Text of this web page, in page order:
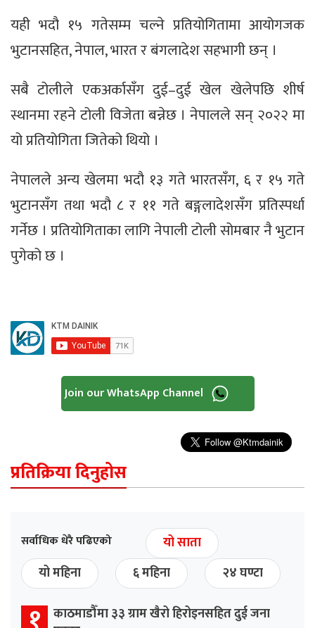
यही भदौ १५ गतेसम्म चल्ने प्रतियोगितामा आयोगजक
भुटानसहित, नेपाल, भारत र बंगलादेश सहभागी छन् ।
सबै टोलीले एकअर्कासँग दुई–दुई खेल खेलेपछि शीर्ष
स्थानमा रहने टोली विजेता बन्नेछ । नेपालले सन् २०२२ मा
यो प्रतियोगिता जितेको थियो ।
नेपालले अन्य खेलमा भदौ १३ गते भारतसँग, ६ र १५ गते
भुटानसँग तथा भदौ ८ र ११ गते बङ्गलादेशसँग प्रतिस्पर्धा
गर्नेछ । प्रतियोगिताका लागि नेपाली टोली सोमबार नै भुटान
पुगेको छ ।
Join our WhatsApp Channel
प्रतिक्रिया दिनुहोस
सर्वाधिक धेरै पढिएको
यो साता
यो महिना
६ महिना २४ घण्टा
काठमाडौँमा ३३ ग्राम खैरो हिरोइनसहित दुई जना